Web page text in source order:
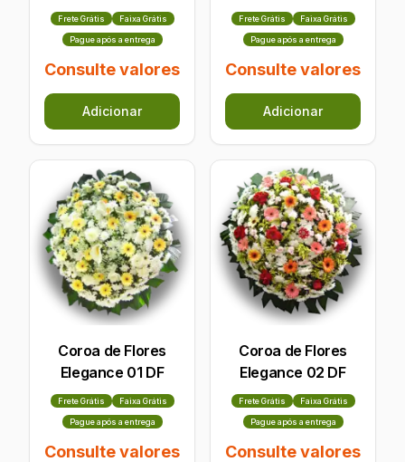
Frete Grátis Faixa Grátis
Pague após a entrega
Consulte valores
Adicionar
Frete Grátis Faixa Grátis
Pague após a entrega
Consulte valores
Adicionar
Coroa de Flores
Elegance 01 DF
Frete Grátis Faixa Grátis
Pague após a entrega
Consulte valores
Coroa de Flores
Elegance 02 DF
Frete Grátis Faixa Grátis
Pague após a entrega
Consulte valores